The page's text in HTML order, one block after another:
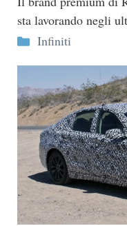
sta lavorando negli
Categorie
Infiniti